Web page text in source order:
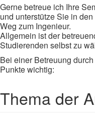
Gerne betreue ich Ihre
und unterstütze Sie in
Weg zum Ingenieur.
Allgemein ist der
Studierenden selbst zu
Bei einer Betreuung
Punkte wichtig:
Thema der